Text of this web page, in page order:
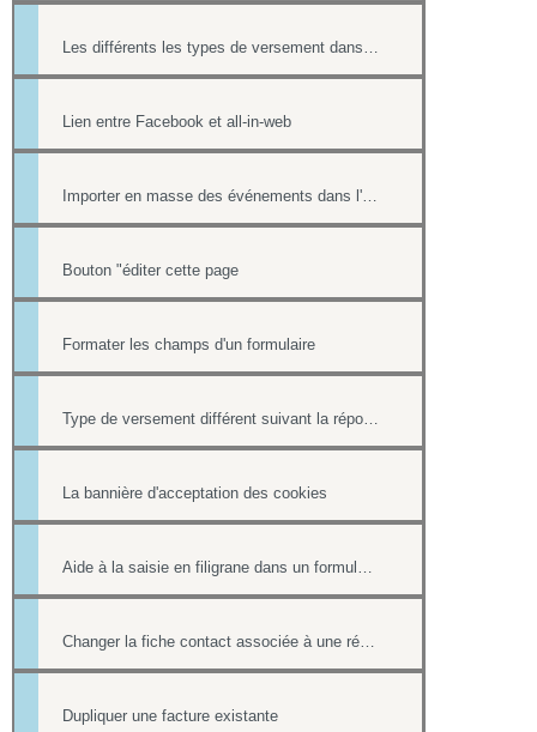
Lien entre Facebook et all-in-web
Bouton "éditer cette page
Formater les champs d'un formulaire
La bannière d'acceptation des cookies
Dupliquer une facture existante